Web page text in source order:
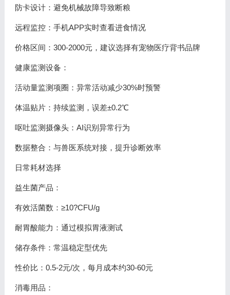
防卡设计：避免机械故障导致断粮
远程监控：手机APP实时查看进食情况
价格区间：300-2000元，建议选择有宠物医疗背书品牌
健康监测设备：
活动量监测项圈：异常活动减少30%时预警
体温贴片：持续监测，误差±0.2℃
呕吐监测摄像头：AI识别异常行为
数据整合：与兽医系统对接，提升诊断效率
日常耗材选择
益生菌产品：
有效活菌数：≥10?CFU/g
耐胃酸能力：通过模拟胃液测试
储存条件：常温稳定型优先
性价比：0.5-2元/次，每月成本约30-60元
消毒用品：